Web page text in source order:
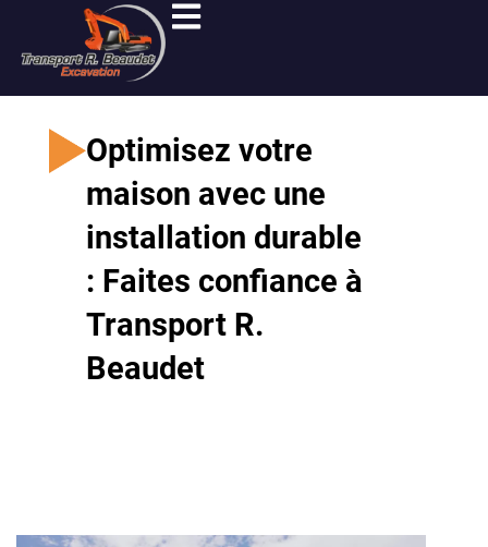
contenu
Optimisez votre
maison avec une
installation durable
: Faites confiance à
Transport R.
Beaudet